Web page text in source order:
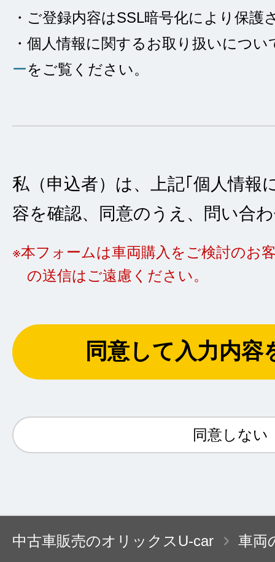
①自動車等のリース・クレジット・レンタ
などのORIXの事業（事業内容はウェブサイ
（ https://www.orix.co.jp/auto
談にあたり、適切な対応を行うため。
適切な判断や対応を行うため。
③お客さまとのご契約について、ORIXにお
に行うため。また、ご契約の終了後におい
より必要となる管理を適切に行うため。
④ORIXおよびオリックスグループ各社なら
⑤お客さまによりよい商品、サービスを提
開発・改善のため。
⑦ORIXにおいて経営上必要な各種の管理を
等、適切な業務の遂行に必要な範囲で第三
・ご登録内容はSSL暗号化により保護
・個人情報に関するお取り扱いについ
ーをご覧ください。
私（申込者）は、上記｢個人情報
容を確認、同意のうえ、問い合
本フォームは車両購入をご検討のお
の送信はご遠慮ください。
同意して入力内容
同意しない
中古車販売のオリックスU-car 車両